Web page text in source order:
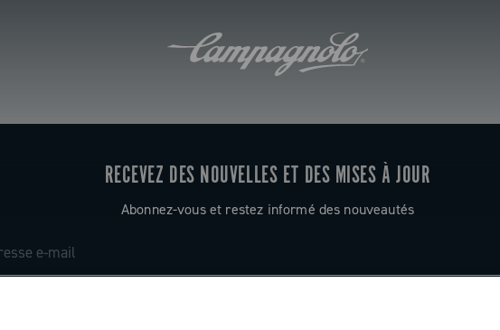
RECEVEZ DES NOUVELLES ET DES MISES À JOUR
Abonnez-vous et restez informé des nouveautés